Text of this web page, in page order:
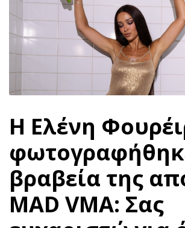
Η Ελένη
βραβεία της
MAD VMA: Σας